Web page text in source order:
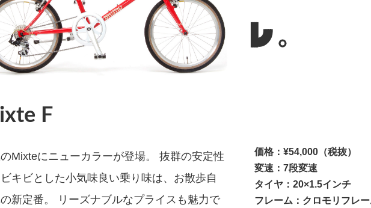
レ。
F
Mixteにニューカラーが登場。 抜群の安定性
キビとした小気味良い乗り味は、お散歩自
新定番。 リーズナブルなプライスも魅力で
価格：¥54,000（税抜）
変速：7段変速
タイヤ：20×1.5インチ
フレーム：クロモリフレー